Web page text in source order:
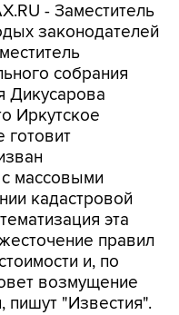
- Заместитель
законодателей
собрания
Дикусарова
Иркутское
готовит
с массовыми
кадастровой
эта
правил
и, по
возмущение
пишут "Известия".